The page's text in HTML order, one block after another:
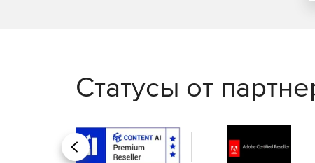
Статусы от
Назад